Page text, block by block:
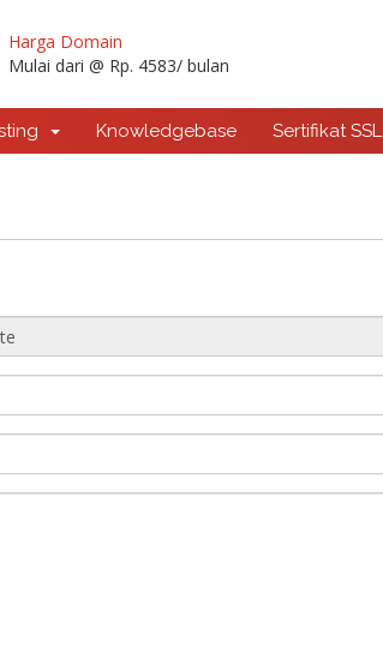
Harga Domain
Mulai dari @ Rp. 4583/ bulan
Knowledgebase Sertifikat SSL